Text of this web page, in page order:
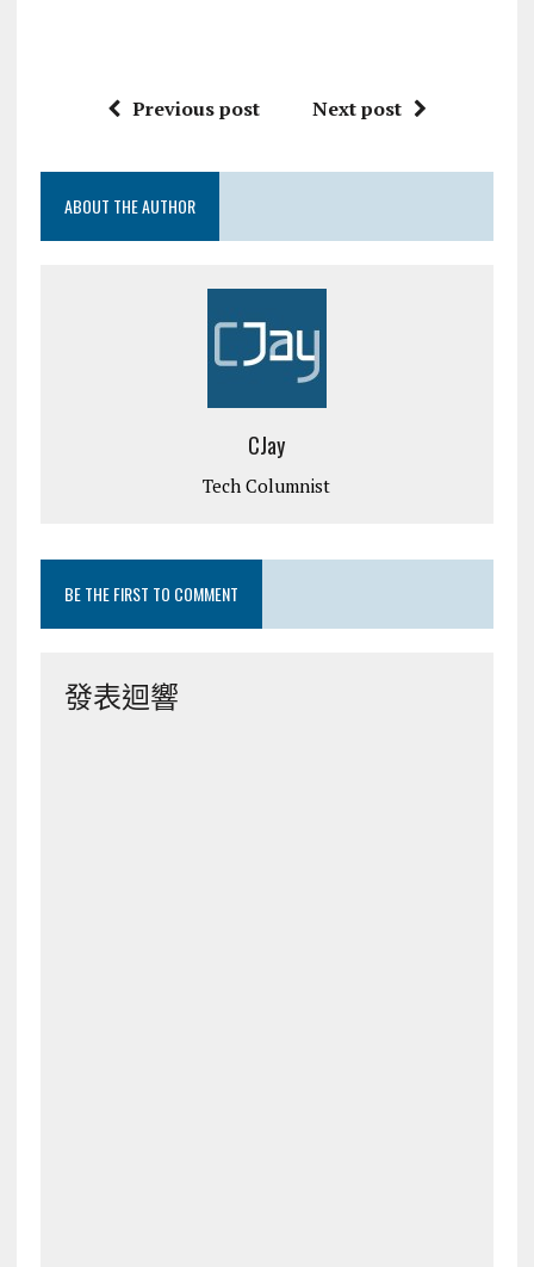
Previous post Next post
ABOUT THE AUTHOR
CJay
Tech Columnist
BE THE FIRST TO COMMENT
發表迴響